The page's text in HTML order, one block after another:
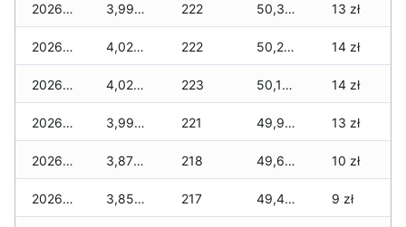
2026-03-19 3,990 zł 222 50,330 zł 13 zł
2026-03-18 4,020 zł 222 50,220 zł 14 zł
2026-03-17 4,020 zł 223 50,120 zł 14 zł
2026-03-16 3,990 zł 221 49,980 zł 13 zł
2026-03-15 3,870 zł 218 49,650 zł 10 zł
2026-03-14 3,850 zł 217 49,410 zł 9 zł